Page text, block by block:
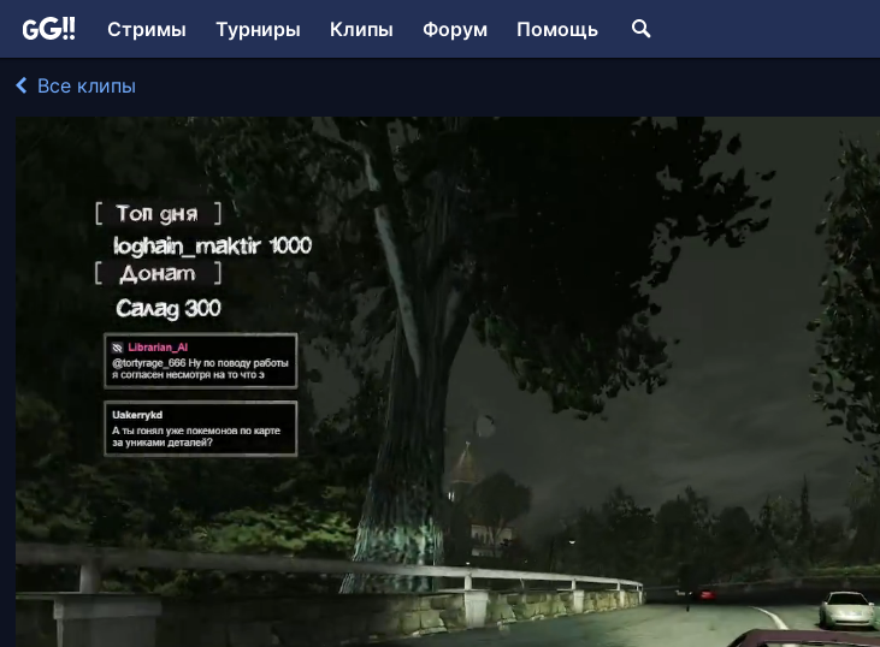
Стримы Турниры Клипы Форум Помощь
Все клипы
Verloin играл в Need for Speed Underground 2
199 просмотров